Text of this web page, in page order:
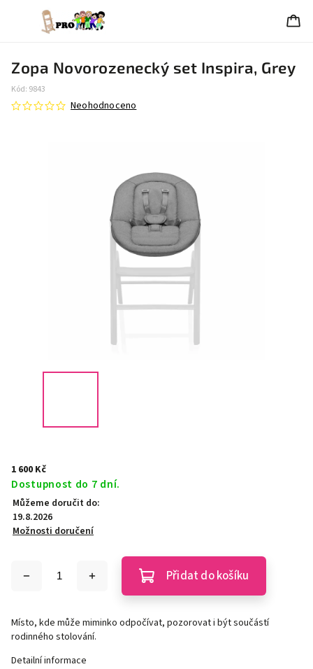
Zopa Novorozenecký set Inspira, Grey
Kód: 9843
Neohodnoceno
1 600 Kč
Dostupnost do 7 dní.
Můžeme doručit do:
19.8.2026
Možnosti doručení
Přidat do košíku
Místo, kde může miminko odpočívat, pozorovat i být součástí
rodinného stolování.
Detailní informace